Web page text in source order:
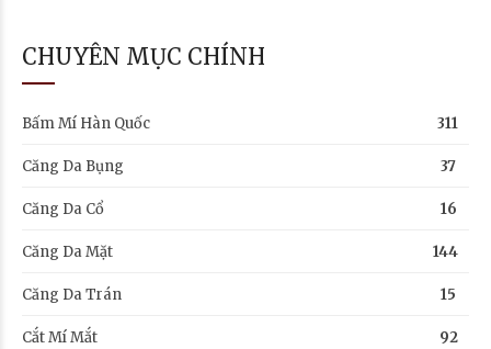
CHUYÊN MỤC CHÍNH
Bấm Mí Hàn Quốc 311
Căng Da Bụng 37
Căng Da Cổ 16
Căng Da Mặt 144
Căng Da Trán 15
Cắt Mí Mắt 92